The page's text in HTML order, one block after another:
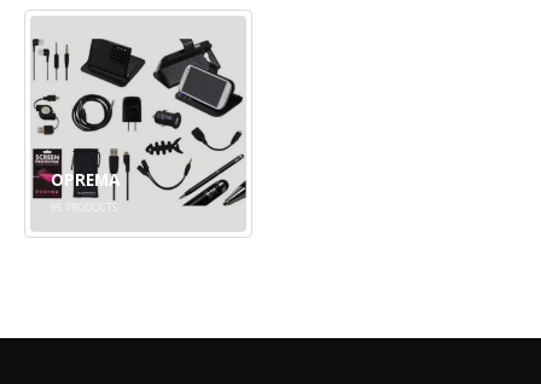
OPREMA